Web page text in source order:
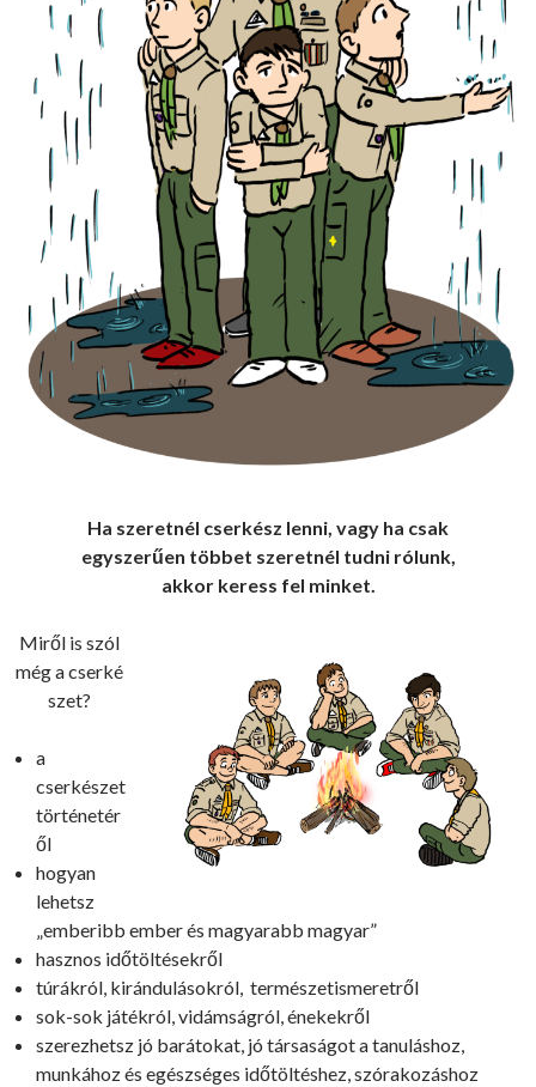
Ha szeretnél cserkész lenni, vagy ha csak
egyszerűen többet szeretnél tudni rólunk,
akkor keress fel minket.
Miről is szól
még a cserké
szet?
a
cserkészet
történetér
ől
hogyan
lehetsz
„emberibb ember és magyarabb magyar”
hasznos időtöltésekről
túrákról, kirándulásokról, természetismeretről
sok-sok játékról, vidámságról, énekekről
szerezhetsz jó barátokat, jó társaságot a tanuláshoz,
munkához és egészséges időtöltéshez, szórakozáshoz